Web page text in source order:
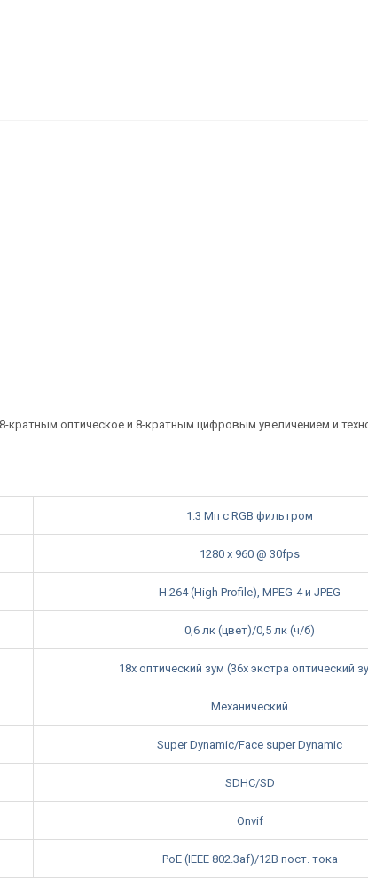
кратным оптическое и 8-кратным цифровым увеличением и
1.3 Мп с RGB фильтром
1280 x 960 @ 30fps
H.264 (High Profile), MPEG-4 и JPEG
0,6 лк (цвет)/0,5 лк (ч/б)
18x оптический зум (36x экстра оптический
Механический
Super Dynamic/Face super Dynamic
SDHC/SD
Onvif
PoE (IEEE 802.3af)/12В пост. тока